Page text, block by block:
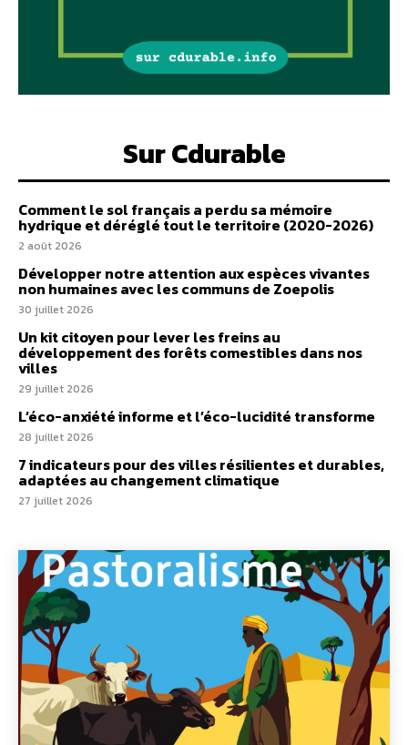
Sur Cdurable
Comment le sol français a perdu sa mémoire
hydrique et déréglé tout le territoire (2020-2026)
2 août 2026
Développer notre attention aux espèces vivantes
non humaines avec les communs de Zoepolis
30 juillet 2026
Un kit citoyen pour lever les freins au
développement des forêts comestibles dans nos
villes
29 juillet 2026
L’éco-anxiété informe et l’éco-lucidité transforme
28 juillet 2026
7 indicateurs pour des villes résilientes et durables,
adaptées au changement climatique
27 juillet 2026